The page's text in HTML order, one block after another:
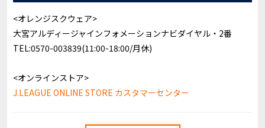
<オレンジスクウェア>
大宮アルディージャインフォメーションナビダイヤル・2番
TEL:0570-003839(11:00-18:00/月休)
<オンラインストア>
J.LEAGUE ONLINE STORE カスタマーセンター